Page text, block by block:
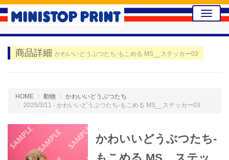
Toggle
商品詳細 かわいいどうぶつたち-もこめる MS__ステッカー03
HOME 動物
かわいいどうぶつたち
2025/3/11 - かわいいどうぶつたち-もこめる MS__ステッカー03
かわいいどうぶつたち-